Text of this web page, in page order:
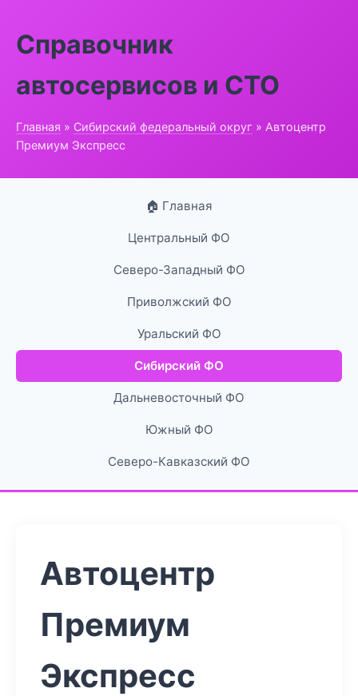
Справочник
автосервисов и СТО
Главная » Сибирский федеральный округ » Автоцентр
Премиум Экспресс
🏠 Главная
Центральный ФО
Северо-Западный ФО
Приволжский ФО
Уральский ФО
Сибирский ФО
Дальневосточный ФО
Южный ФО
Северо-Кавказский ФО
Автоцентр
Премиум
Экспресс